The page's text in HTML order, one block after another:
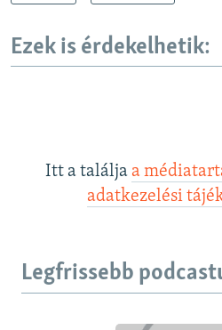
Ezek is érdekelhetik:
Itt a találja a
adatkezelési
Legfrissebb